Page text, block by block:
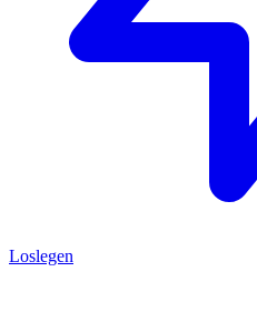
Loslegen